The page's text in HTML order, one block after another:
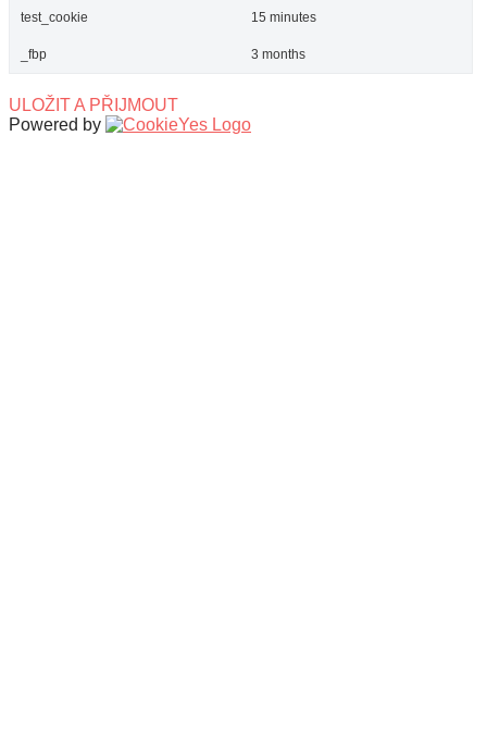
test_cookie 15 minutes
_fbp 3 months
ULOŽIT A PŘIJMOUT
Powered by